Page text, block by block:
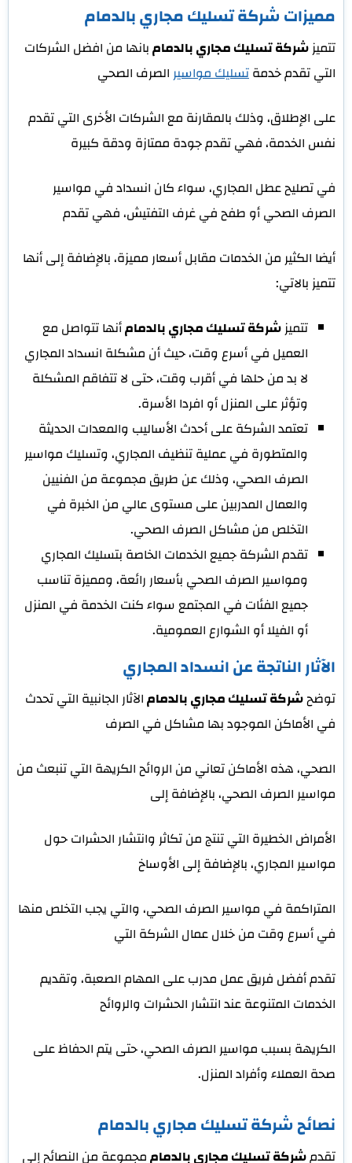
مميزات شركة تسليك مجاري بالدمام
تتميزشركة تسليك مجاري بالدمامبانها من افضل الشركات
التي تقدم خدمةتسليك مواسير الصرف الصحي
على الإطلاق، وذلك بالمقارنة مع الشركات الأخرى التي تقدم
نفس الخدمة، فهي تقدم جودة ممتازة ودقة كبيرة
في تصليح عطل المجاري، سواء كان انسداد في مواسير
الصرف الصحي أو طفح في غرف التفتيش، فهي تقدم
أيضا الكثير من الخدمات مقابل أسعار مميزة، بالإضافة إلى أنها
تتميز بالاتي:
تتميزشركة تسليك مجاري بالدمامأنها تتواصل مع
العميل في أسرع وقت، حيث أن مشكلة انسداد المجاري
لا بد من حلها في أقرب وقت، حتى لا تتفاقم المشكلة
وتؤثر على المنزل أو افردا الأسرة.
تعتمد الشركة على أحدث الأساليب والمعدات الحديثة
والمتطورة في عملية تنظيف المجاري، وتسليك مواسير
الصرف الصحي، وذلك عن طريق مجموعة من الفنيين
والعمال المدربين على مستوى عالي من الخبرة في
التخلص من مشاكل الصرف الصحي.
تقدم الشركة جميع الخدمات الخاصة بتسليك المجاري
ومواسير الصرف الصحي بأسعار رائعة، ومميزة تناسب
جميع الفئات في المجتمع سواء كنت الخدمة في المنزل
أو الفيلا أو الشوارع العمومية.
الآثار الناتجة عن انسداد المجاري
توضحشركة تسليك مجاري بالدمامالآثار الجانبية التي تحدث
في الأماكن الموجود بها مشاكل في الصرف
الصحي، هذه الأماكن تعاني من الروائح الكريهة التي تنبعث من
مواسير الصرف الصحي، بالإضافة إلى
الأمراض الخطيرة التي تنتج من تكاثر وانتشار الحشرات حول
مواسير المجاري، بالإضافة إلى الأوساخ
المتراكمة في مواسير الصرف الصحي، والتي يجب التخلص منها
في أسرع وقت من خلال عمال الشركة التي
تقدم أفضل فريق عمل مدرب على المهام الصعبة، وتقديم
الخدمات المتنوعة عند انتشار الحشرات والروائح
الكريهة بسبب مواسير الصرف الصحي، حتى يتم الحفاظ على
صحة العملاء وأفراد المنزل.
نصائح شركة تسليك مجاري بالدمام
تقدمشركة تسليك مجاري بالدماممجموعة من النصائح إلى